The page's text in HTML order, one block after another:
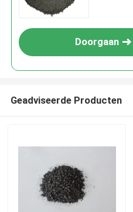
Doorgaan
Geadviseerde Producten